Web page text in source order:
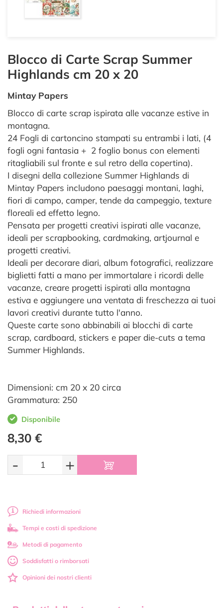
Blocco di Carte Scrap Summer
Highlands cm 20 x 20
Mintay Papers
Blocco di carte scrap ispirata alle vacanze estive in
montagna.
24 Fogli di cartoncino stampati su entrambi i lati, (4
fogli ogni fantasia + 2 foglio bonus con elementi
ritagliabili sul fronte e sul retro della copertina).
I disegni della collezione Summer Highlands di
Mintay Papers includono paesaggi montani, laghi,
fiori di campo, camper, tende da campeggio, texture
floreali ed effetto legno.
Pensata per progetti creativi ispirati alle vacanze,
ideali per scrapbooking, cardmaking, artjournal e
progetti creativi.
Ideali per decorare diari, album fotografici, realizzare
biglietti fatti a mano per immortalare i ricordi delle
vacanze, creare progetti ispirati alla montagna
estiva e aggiungere una ventata di freschezza ai tuoi
lavori creativi durante tutto l'anno.
Queste carte sono abbinabili ai blocchi di carte
scrap, cardboard, stickers e paper die-cuts a tema
Summer Highlands.
Dimensioni: cm 20 x 20 circa
Grammatura: 250
Disponibile
8,30 €
- +
Richiedi informazioni
Tempi e costi di spedizione
Metodi di pagamento
Soddisfatti o rimborsati
Opinioni dei nostri clienti